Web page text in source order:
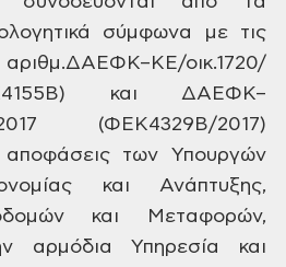
σύμφωνα μετις
οικ.1720/
και ΔΑΕΦΚ–
2017 (ΦΕΚ4329Β/2017)
αποφάσεις των Υπουργών
και Ανάπτυξης,
και Μεταφορών,
αρμόδια Υπηρεσία και